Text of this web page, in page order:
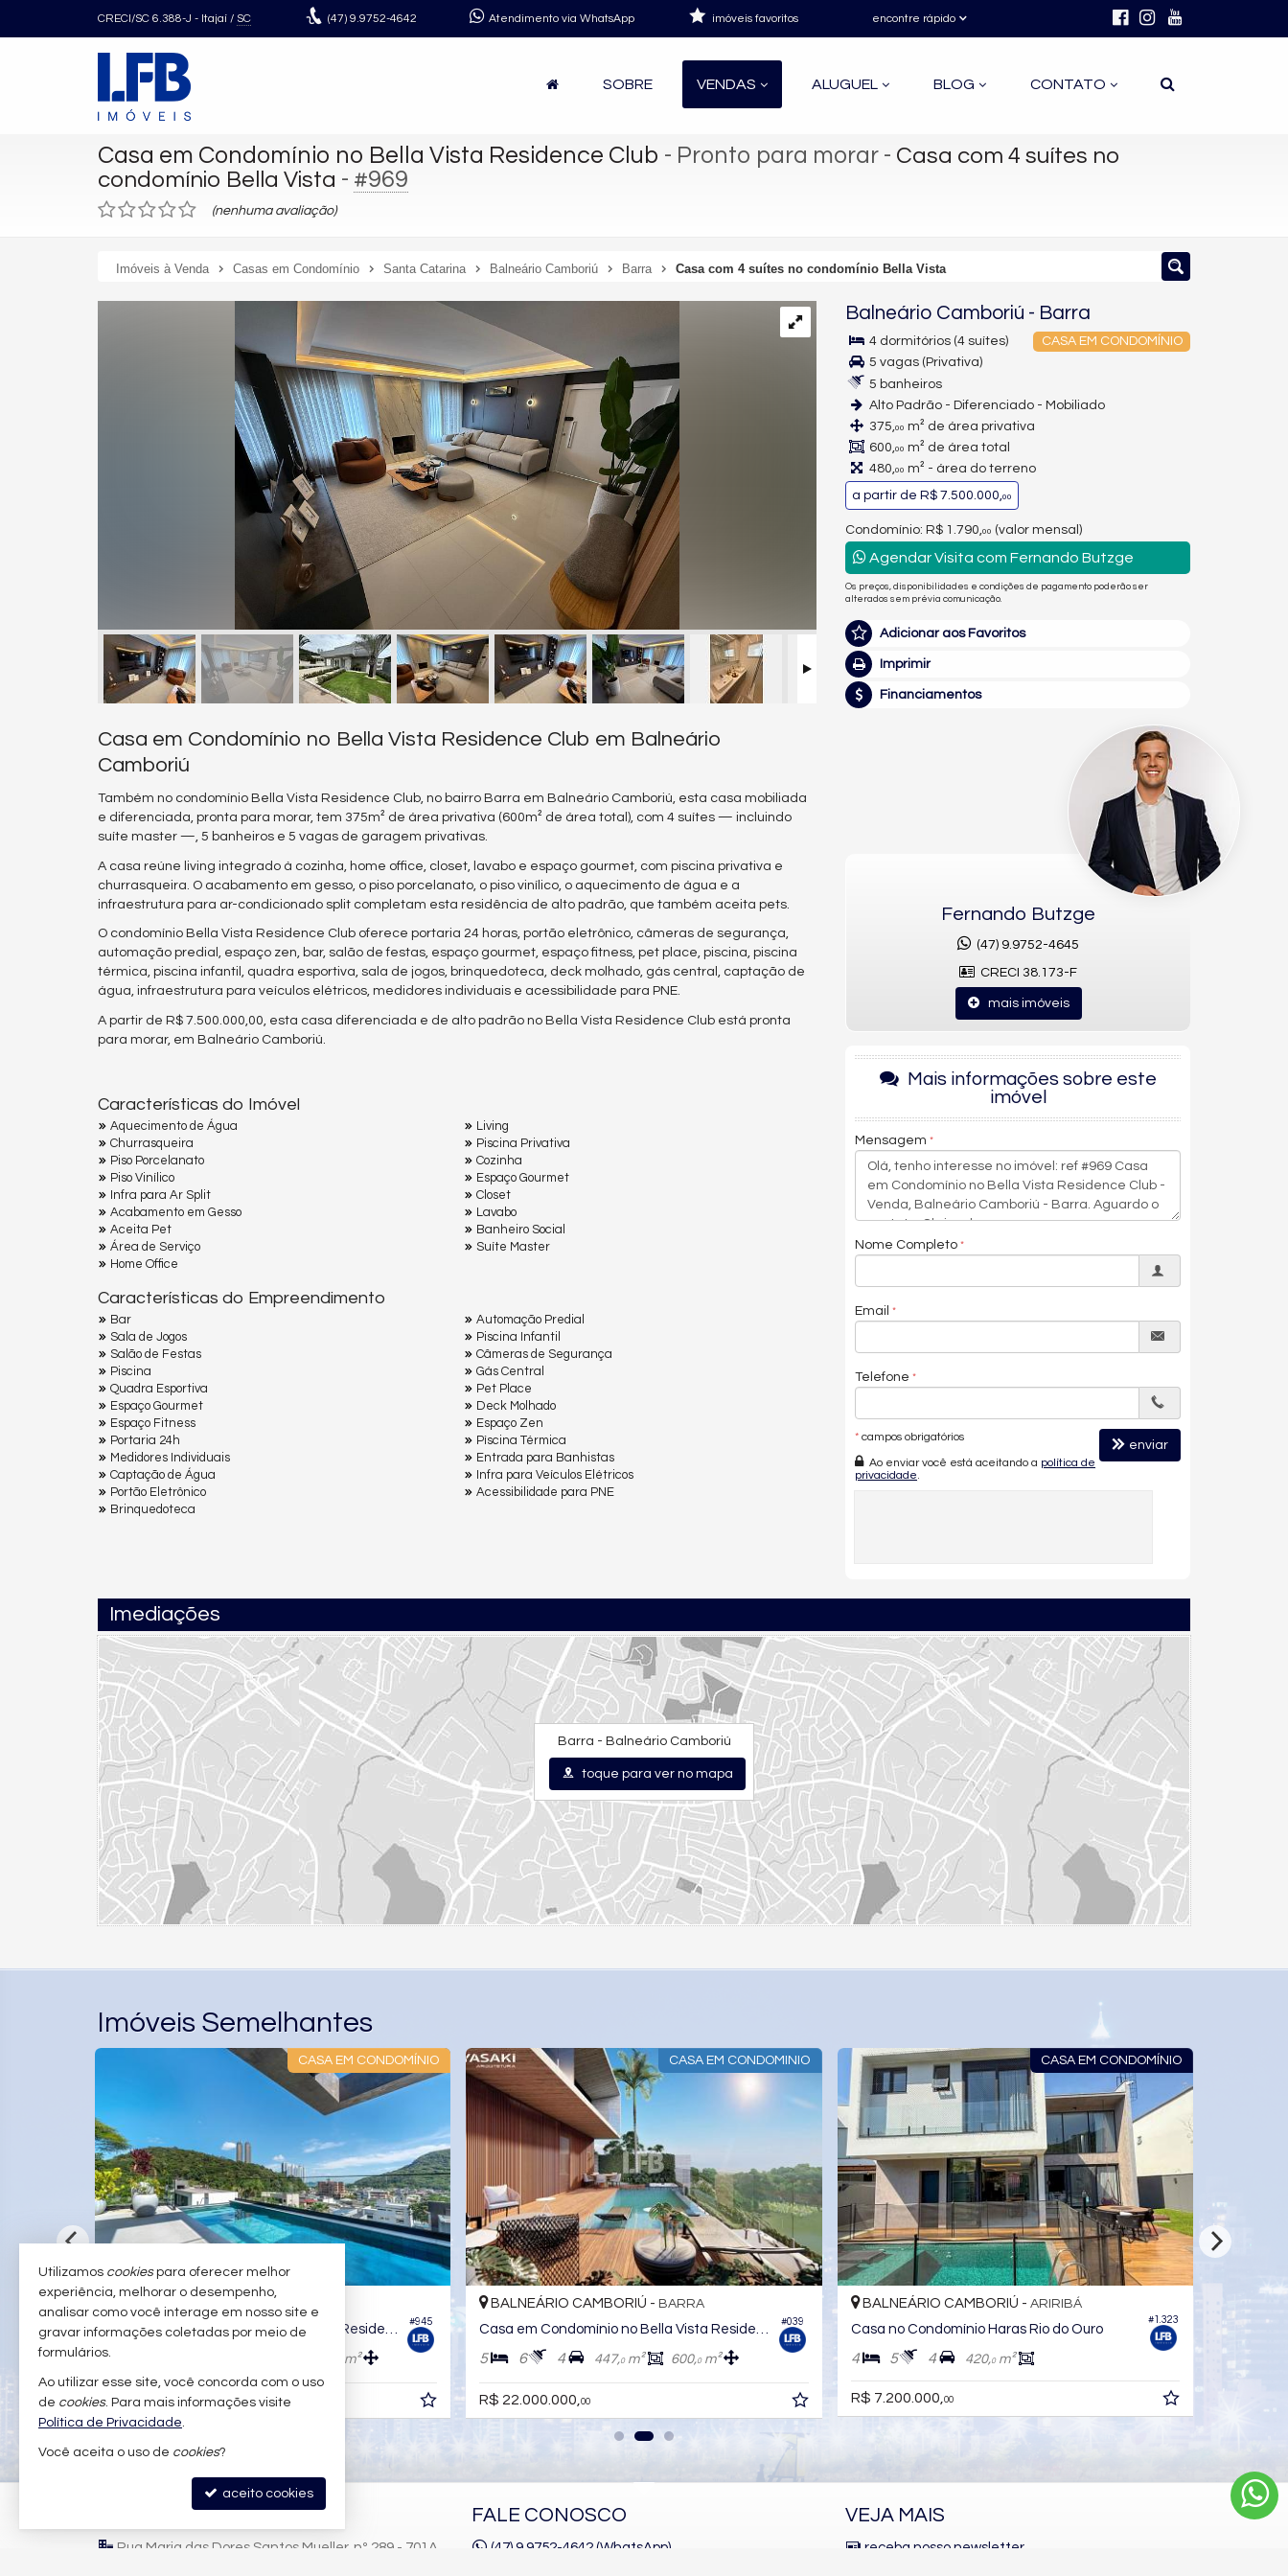
CRECI/SC 6.388-J - Itajaí / SC (47) 9.9752-4642 Atendimento via WhatsApp encontre rápido
imóveis favoritos
SOBRE VENDAS ALUGUEL BLOG CONTATO
Casa em Condomínio no Bella Vista Residence Club - Pronto para morar - Casa com 4 suítes no
condomínio Bella Vista - #969
(nenhuma avaliação)
Imóveis à Venda Casas em Condomínio Santa Catarina Balneário Camboriú Barra Casa com 4 suítes no condomínio Bella Vista
Casa em Condomínio no Bella Vista Residence Club em Balneário
Camboriú
Também no condomínio Bella Vista Residence Club, no bairro Barra em Balneário Camboriú, esta casa mobiliada
e diferenciada, pronta para morar, tem 375m² de área privativa (600m² de área total), com 4 suítes — incluindo
suíte master —, 5 banheiros e 5 vagas de garagem privativas.
A casa reúne living integrado à cozinha, home office, closet, lavabo e espaço gourmet, com piscina privativa e
churrasqueira. O acabamento em gesso, o piso porcelanato, o piso vinílico, o aquecimento de água e a
infraestrutura para ar-condicionado split completam esta residência de alto padrão, que também aceita pets.
O condomínio Bella Vista Residence Club oferece portaria 24 horas, portão eletrônico, câmeras de segurança,
automação predial, espaço zen, bar, salão de festas, espaço gourmet, espaço fitness, pet place, piscina, piscina
térmica, piscina infantil, quadra esportiva, sala de jogos, brinquedoteca, deck molhado, gás central, captação de
água, infraestrutura para veículos elétricos, medidores individuais e acessibilidade para PNE.
A partir de R$ 7.500.000,00, esta casa diferenciada e de alto padrão no Bella Vista Residence Club está pronta
para morar, em Balneário Camboriú.
Características do Imóvel
Aquecimento de Água
Churrasqueira
Piso Porcelanato
Piso Vinílico
Infra para Ar Split
Acabamento em Gesso
Aceita Pet
Área de Serviço
Home Office
Living
Piscina Privativa
Cozinha
Espaço Gourmet
Closet
Lavabo
Banheiro Social
Suíte Master
Características do Empreendimento
Bar
Sala de Jogos
Salão de Festas
Piscina
Quadra Esportiva
Espaço Gourmet
Espaço Fitness
Portaria 24h
Medidores Individuais
Captação de Água
Portão Eletrônico
Brinquedoteca
Automação Predial
Piscina Infantil
Câmeras de Segurança
Gás Central
Pet Place
Deck Molhado
Espaço Zen
Pìscina Térmica
Entrada para Banhistas
Infra para Veículos Elétricos
Acessibilidade para PNE
Balneário Camboriú - Barra
CASA EM CONDOMÍNIO
4 dormitórios (4 suítes)
5 vagas (Privativa)
5 banheiros
Alto Padrão - Diferenciado - Mobiliado
375,00 m² de área privativa
600,00 m² de área total
480,00 m² - área do terreno
a partir de R$ 7.500.000,00
Condomínio: R$ 1.790, 00 (valor mensal)
Agendar Visita com Fernando Butzge
Os preços, disponibilidades e condições de pagamento poderão ser
alterados sem prévia comunicação.
Adicionar aos Favoritos
Imprimir
Financiamentos
Fernando Butzge
(47) 9.9752-4645
CRECI 38.173-F
mais imóveis
Mais informações sobre este
imóvel
Mensagem
Nome Completo
Email
Telefone
* campos obrigatórios
Ao enviar você está aceitando a política de
privacidade
enviar
Imediações
Barra - Balneário Camboriú
toque para ver no mapa
Imóveis Semelhantes
#1.323
CASA EM CONDOMINIO
#1.102
BALNEÁRIO CAMBORIÚ -
Casa em Condomínio
0m²
R$ 7.400.000,00
CASA EM CONDOMÍNIO
#1.010
BALNEÁRIO CAMBORIÚ -ARIRIBÁ
Casa no Condomínio Haras Rio do Ouro
4 5 3 501, 0m² 354, 0m²
R$ 7.980.000, 00
CASA EM CONDOMÍNIO
#546
BALNEÁRIO CAMBORIÚ -ARIRIBÁ
Casa no Condomínio Haras Rio do Ouro
4 5 3 500, 0m²
R$ 8.500.000,00
LFB IMÓVEIS
Rua Maria das Dores Santos Mueller, nº 289 - 701A
FALE CONOSCO
(47) 9.9752-4642 (WhatsApp)
VEJA MAIS
receba nosso newsletter
Utilizamos cookiespara oferecer melhor
experiência, melhorar o desempenho,
analisar como você interage em nosso site e
gravar informações coletadas por meio de
formulários.
Ao utilizar esse site, você concorda com o uso
de cookies. Para mais informações visite
Política de Privacidade.
Você aceita o uso de cookies?
aceito cookies